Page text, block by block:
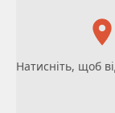
Натисніть, щоб